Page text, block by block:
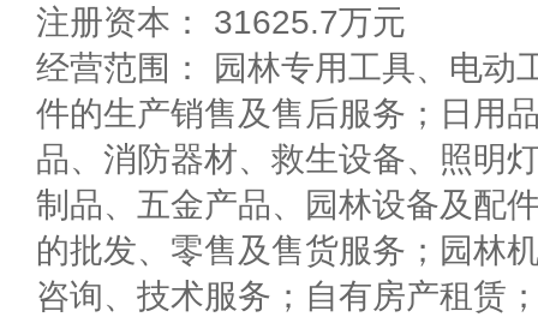
注册资本： 31625.7万元
经营范围： 园林专用工具、电动
件的生产销售及售后服务；日用
品、消防器材、救生设备、照明
制品、五金产品、园林设备及配
的批发、零售及售货服务；园林
咨询、技术服务；自有房产租赁